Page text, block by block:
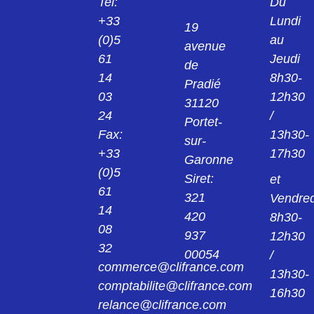
KPS1/B2 PINCE NOIR 2MM 24.0139-21
KPS1/B2 PINCE ROUGE 2MM 24.0139-22
KK4/4 MANCHON NOIR 4MM 24.0142-21
KK4/4 MANCHON ROUGE 4MM 24.0142-
AGK20 PINCE 4MM 24.0149
AGK40 PINCE NOIR 2MM 24.0154-21
+33
(0)5
61
14
03
24
Fax:
+33
(0)5
61
14
08
32
commerce@clifrance.com
comptabilite@clifrance.com
relance@clifrance.com
19
avenue
de
Pradié
31120
Portet-
sur-
Garonne
Siret:
321
420
937
00054
Lundi
au
Jeudi
8h30-
12h30
/
13h30-
17h30
et
8h30-
12h30
/
13h30-
16h30